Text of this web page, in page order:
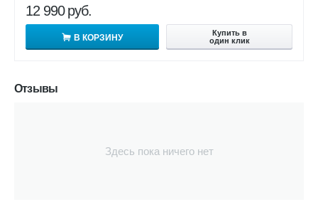
12 990 руб.
В КОРЗИНУ
Купить в
один клик
Отзывы
Здесь пока ничего нет